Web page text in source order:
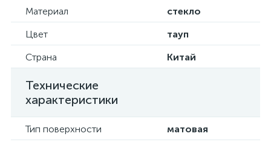
Материал
стекло
Цвет
тауп
Страна
Китай
Технические
характеристики
Тип поверхности матовая